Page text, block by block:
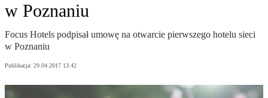
w Poznaniu
Focus Hotels podpisał umowę na otwarcie pierwszego hotelu sieci
w Poznaniu
Publikacja: 29.04.2017 13:42